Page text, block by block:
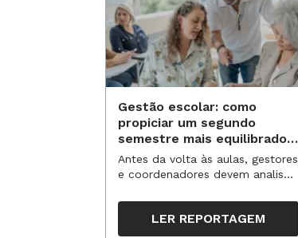
Gestão escolar: como
propiciar um segundo
semestre mais equilibrado
para os professores?
Antes da volta às aulas, gestores
e coordenadores devem analisar
organizar ações para orientar o
trabalho pedagógico ao longo
do período
LER REPORTAGEM